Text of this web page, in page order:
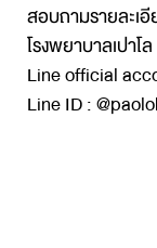
สอบถามรายละเ
โรงพยาบาลเปาโ
Line official
Line ID :